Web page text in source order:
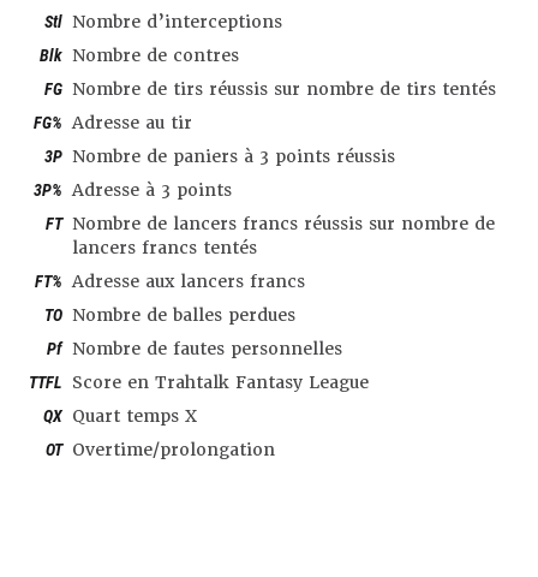
Stl Nombre d’interceptions
Blk Nombre de contres
FG Nombre de tirs réussis sur nombre de tirs tentés
FG% Adresse au tir
3P Nombre de paniers à 3 points réussis
3P% Adresse à 3 points
FT Nombre de lancers francs réussis sur nombre de
lancers francs tentés
FT% Adresse aux lancers francs
TO Nombre de balles perdues
Pf Nombre de fautes personnelles
TTFL Score en Trahtalk Fantasy League
QX Quart temps X
OT Overtime/prolongation